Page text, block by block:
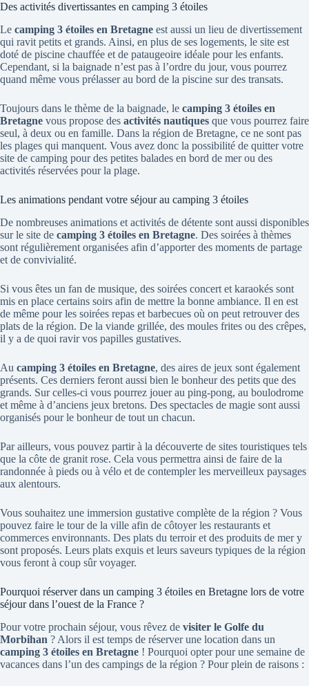
Des activités divertissantes en camping 3 étoiles
Le camping 3 étoiles en Bretagne est aussi un lieu de divertissement
qui ravit petits et grands. Ainsi, en plus de ses logements, le site est
doté de piscine chauffée et de pataugeoire idéale pour les enfants.
Cependant, si la baignade n’est pas à l’ordre du jour, vous pourrez
quand même vous prélasser au bord de la piscine sur des transats.
Toujours dans le thème de la baignade, le camping 3 étoiles en
Bretagne vous propose des activités nautiques que vous pourrez faire
seul, à deux ou en famille. Dans la région de Bretagne, ce ne sont pas
les plages qui manquent. Vous avez donc la possibilité de quitter votre
site de camping pour des petites balades en bord de mer ou des
activités réservées pour la plage.
Les animations pendant votre séjour au camping 3 étoiles
De nombreuses animations et activités de détente sont aussi disponibles
sur le site de camping 3 étoiles en Bretagne. Des soirées à thèmes
sont régulièrement organisées afin d’apporter des moments de partage
et de convivialité.
Si vous êtes un fan de musique, des soirées concert et karaokés sont
mis en place certains soirs afin de mettre la bonne ambiance. Il en est
de même pour les soirées repas et barbecues où on peut retrouver des
plats de la région. De la viande grillée, des moules frites ou des crêpes,
il y a de quoi ravir vos papilles gustatives.
Au camping 3 étoiles en Bretagne, des aires de jeux sont également
présents. Ces derniers feront aussi bien le bonheur des petits que des
grands. Sur celles-ci vous pourrez jouer au ping-pong, au boulodrome
et même à d’anciens jeux bretons. Des spectacles de magie sont aussi
organisés pour le bonheur de tout un chacun.
Par ailleurs, vous pouvez partir à la découverte de sites touristiques tels
que la côte de granit rose. Cela vous permettra ainsi de faire de la
randonnée à pieds ou à vélo et de contempler les merveilleux paysages
aux alentours.
Vous souhaitez une immersion gustative complète de la région ? Vous
pouvez faire le tour de la ville afin de côtoyer les restaurants et
commerces environnants. Des plats du terroir et des produits de mer y
sont proposés. Leurs plats exquis et leurs saveurs typiques de la région
vous feront à coup sûr voyager.
Pourquoi réserver dans un camping 3 étoiles en Bretagne lors de votre
séjour dans l’ouest de la France ?
Pour votre prochain séjour, vous rêvez de visiter le Golfe du
Morbihan ? Alors il est temps de réserver une location dans un
camping 3 étoiles en Bretagne ! Pourquoi opter pour une semaine de
vacances dans l’un des campings de la région ? Pour plein de raisons :